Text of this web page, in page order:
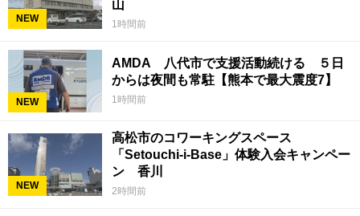
NEW
山
1時間前
NEW
AMDA 八代市で支援活動続ける ５日
からは夜間も常駐【熊本で最大震度7】
1時間前
NEW
高松市のコワーキングスペース
「Setouchi-i-Base」体験入会キャンペー
ン 香川
2時間前